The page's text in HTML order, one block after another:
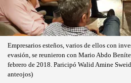
Empresarios esteños, varios de ellos con
evasión, se reunieron con Mario Abdo
febrero de 2018. Paricipó Walid Amine
anteojos)